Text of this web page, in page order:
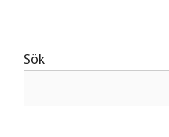
Sök